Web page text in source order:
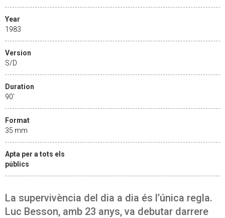
Year
1983
Version
S/D
Duration
90'
Format
35 mm
Apta per a tots els
públics
La supervivència del dia a dia és l’única regla.
Luc Besson, amb 23 anys, va debutar darrere